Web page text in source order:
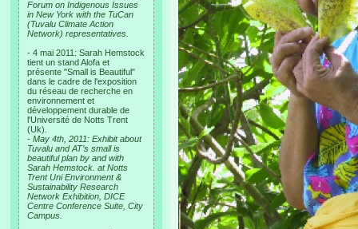
Forum on Indigenous Issues
in New York with the TuCan
(Tuvalu Climate Action
Network) representatives.
- 4 mai 2011: Sarah Hemstock
tient un stand Alofa et
présente "Small is Beautiful"
dans le cadre de l'exposition
du réseau de recherche en
environnement et
développement durable de
l'Université de Notts Trent
(Uk).
- May 4th, 2011: Exhibit about
Tuvalu and AT’s small is
beautiful plan by and with
Sarah Hemstock. at Notts
Trent Uni Environment &
Sustainability Research
Network Exhibition, DICE
Centre Conference Suite, City
Campus.